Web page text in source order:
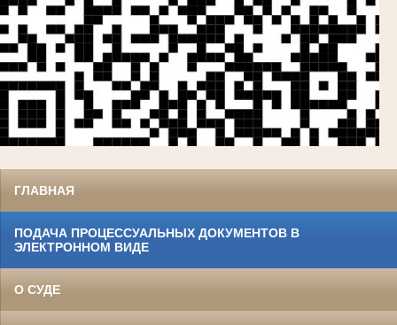
ГЛАВНАЯ
ПОДАЧА ПРОЦЕССУАЛЬНЫХ ДОКУМЕНТОВ В
ЭЛЕКТРОННОМ ВИДЕ
О СУДЕ